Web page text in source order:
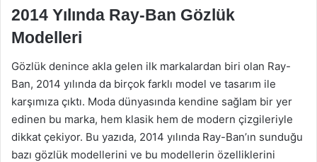
2014 Yılında Ray-Ban Gözlük
Modelleri
Gözlük denince akla gelen ilk markalardan biri olan Ray-
Ban, 2014 yılında da birçok farklı model ve tasarım ile
karşımıza çıktı. Moda dünyasında kendine sağlam bir yer
edinen bu marka, hem klasik hem de modern çizgileriyle
dikkat çekiyor. Bu yazıda, 2014 yılında Ray-Ban’ın sunduğu
bazı gözlük modellerini ve bu modellerin özelliklerini